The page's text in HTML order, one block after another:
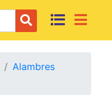
Alambres